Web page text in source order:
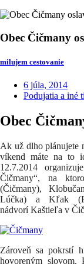
Obec Čičmany
milujem cestovanie
6 júla, 2014
Podujatia a iné
Obec
Ak už dlho plánujete
víkend máte na to
12.7.2014
Čičmany“, na
(Čičmany),
Lúčka) a Kľak
nádvorí Kaštieľa v
Zároveň sa pokrstí
hovoreným slovom.